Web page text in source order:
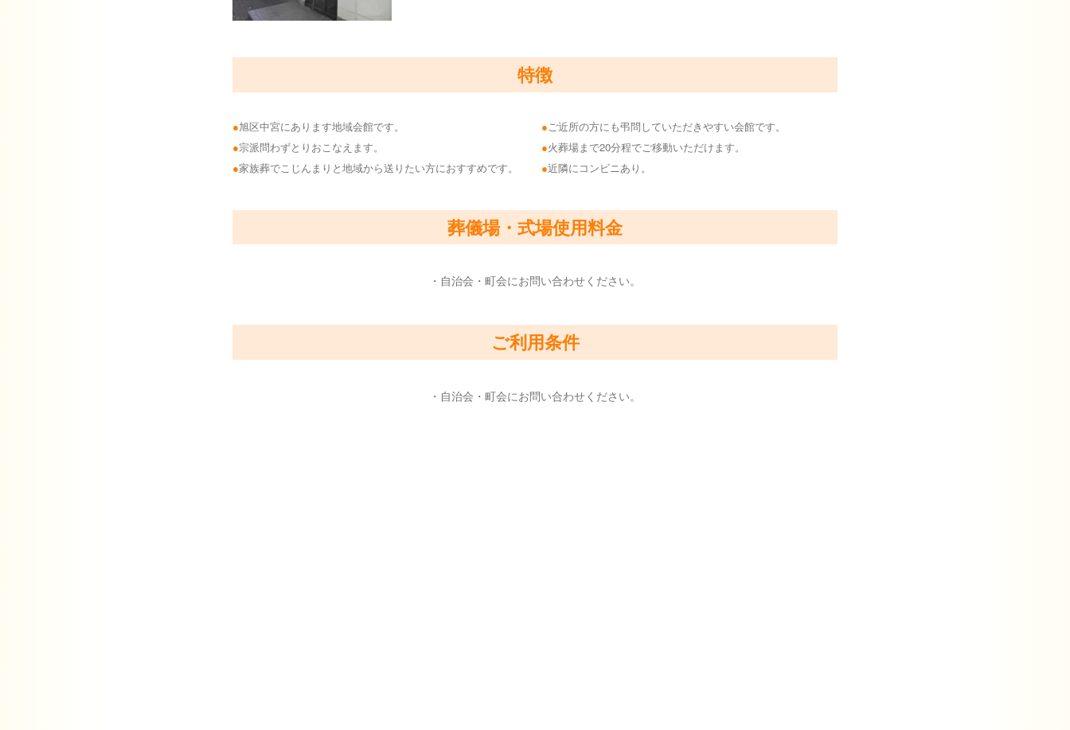
特徴
旭区中宮にあります地域会館です。
宗派問わずとりおこなえます。
家族葬でこじんまりと地域から送りたい方におすすめです。
ご近所の方にも弔問していただきやすい会館です。
火葬場まで20分程でご移動いただけます。
近隣にコンビニあり。
葬儀場・式場使用料金
・自治会・町会にお問い合わせください。
ご利用条件
・自治会・町会にお問い合わせください。